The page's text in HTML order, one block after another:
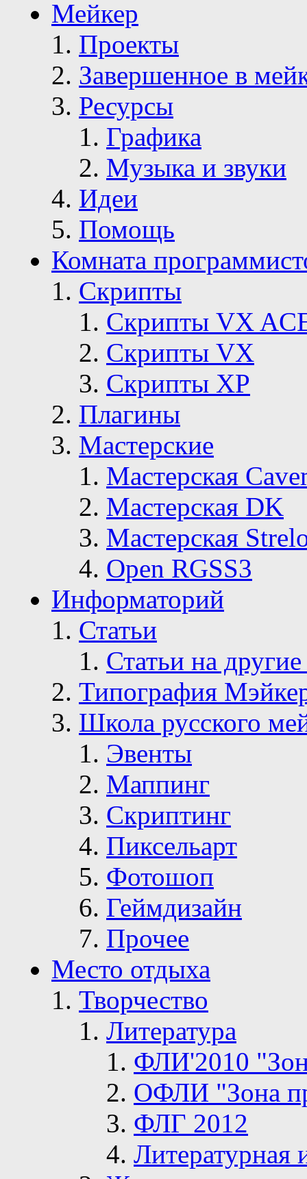
Мейкер
Проекты
Завершенное в
Ресурсы
Графика
Музыка и звуки
Идеи
Помощь
Комната
Скрипты
Скрипты VX
Скрипты VX
Скрипты ХР
Плагины
Мастерские
Мастерская
Мастерская DK
Мастерская
Open RGSS3
Информаторий
Статьи
Статьи на
Типография
Школа русского
Эвенты
Маппинг
Скриптинг
Пиксельарт
Фотошоп
Геймдизайн
Прочее
Место отдыха
Творчество
Литература
ФЛИ'2010
ОФЛИ "Зона
ФЛГ 2012